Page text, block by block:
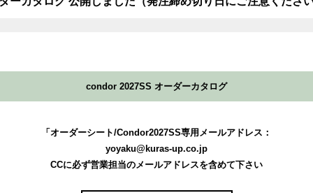
condor 2027SS オーダーカタログ
「オーダーシート/Condor2027SS専用メールアドレス：
yoyaku@kuras-up.co.jp
CCに必ず営業担当のメールアドレスを含めて下さい